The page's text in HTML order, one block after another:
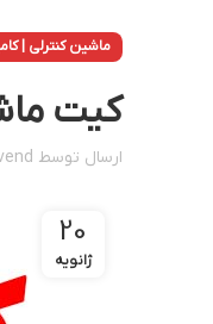
ماشین کنترلی |
کیت
ارسال توسط
20
ژانویه